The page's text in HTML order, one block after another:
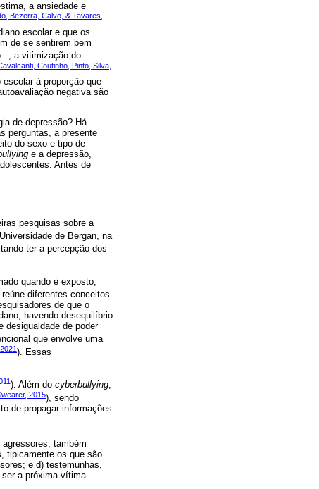
a ansiedade e
Bezerra, Calvo, & Tavares,
escolar e que os
de se sentirem bem
–, a vitimização do
Coutinho, Pinto, Silva,
à proporção que
negativa são
de depressão? Há
perguntas, a presente
do sexo e tipo de
e a depressão,
Antes de
pesquisas sobre a
de Bergan, na
ter a percepção dos
quando é exposto,
reúne diferentes conceitos
de que o
havendo desequilíbrio
desigualdade de poder
que envolve uma
). Essas
). Além do cyberbullying,
2015), sendo
de propagar informações
também
tipicamente os que são
e d) testemunhas,
a próxima vítima.